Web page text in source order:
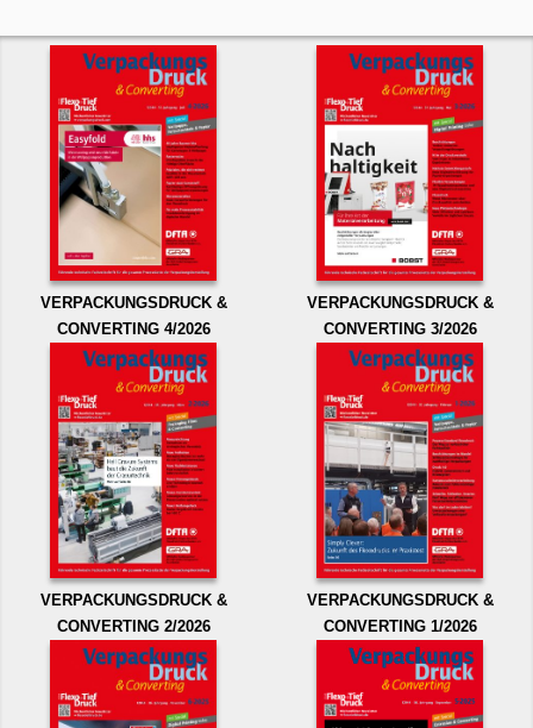
VERPACKUNGSDRUCK &
CONVERTING 4/2026
VERPACKUNGSDRUCK &
CONVERTING 3/2026
VERPACKUNGSDRUCK &
CONVERTING 2/2026
VERPACKUNGSDRUCK &
CONVERTING 1/2026